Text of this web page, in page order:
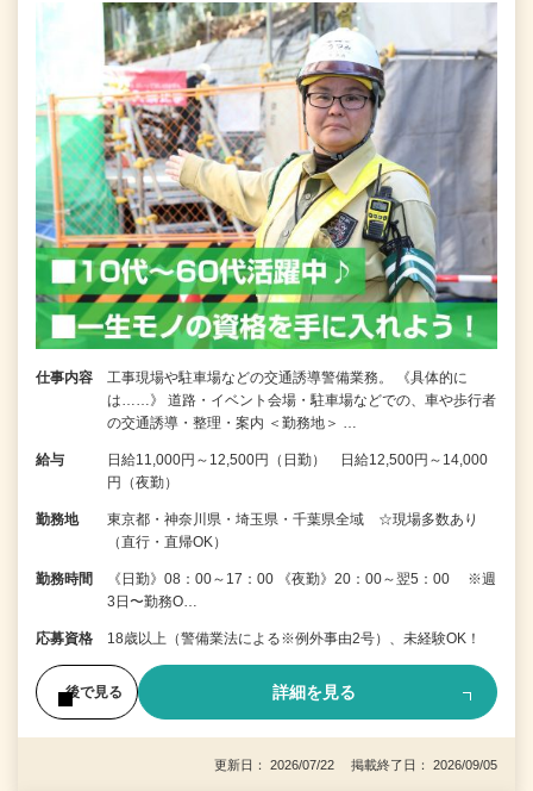
仕事内容
工事現場や駐車場などの交通誘導警備業務。 《具体的に
は……》 道路・イベント会場・駐車場などでの、車や歩行者
の交通誘導・整理・案内 ＜勤務地＞ …
給与
日給11,000円～12,500円（日勤） 日給12,500円～14,000
円（夜勤）
勤務地
東京都・神奈川県・埼玉県・千葉県全域 ☆現場多数あり
（直行・直帰OK）
勤務時間
《日勤》08：00～17：00 《夜勤》20：00～翌5：00 ※週
3日〜勤務O…
応募資格 18歳以上（警備業法による※例外事由2号）、未経験OK！
後で見る 詳細を見る
更新日： 2026/07/22 掲載終了日： 2026/09/05